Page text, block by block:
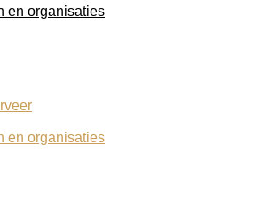
en organisaties
en organisaties